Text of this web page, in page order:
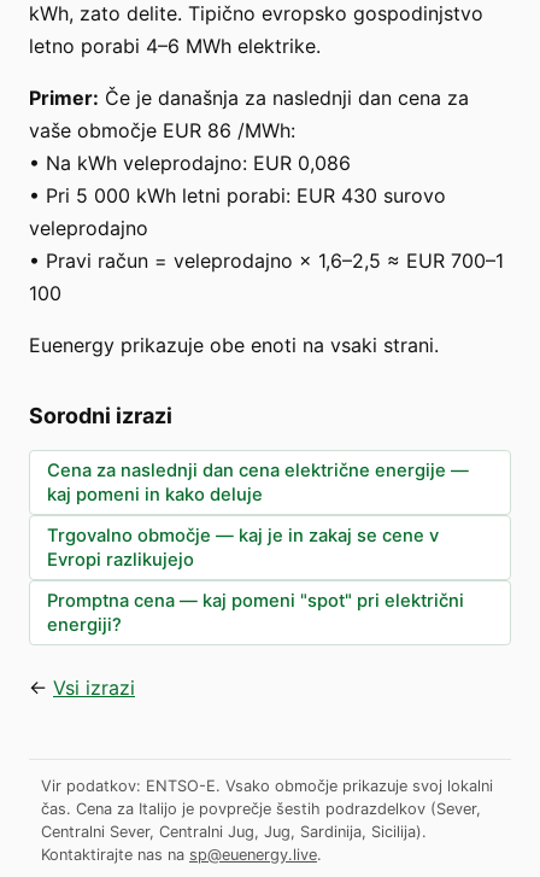
kWh, zato delite. Tipično evropsko gospodinjstvo
letno porabi 4–6 MWh elektrike.
Primer: Če je današnja za naslednji dan cena za
vaše območje EUR 86 /MWh:
• Na kWh veleprodajno: EUR 0,086
• Pri 5 000 kWh letni porabi: EUR 430 surovo
veleprodajno
• Pravi račun = veleprodajno × 1,6–2,5 ≈ EUR 700–1
100
Euenergy prikazuje obe enoti na vsaki strani.
Sorodni izrazi
Cena za naslednji dan cena električne energije —
kaj pomeni in kako deluje
Trgovalno območje — kaj je in zakaj se cene v
Evropi razlikujejo
Promptna cena — kaj pomeni "spot" pri električni
energiji?
← Vsi izrazi
Vir podatkov: ENTSO-E. Vsako območje prikazuje svoj lokalni
čas. Cena za Italijo je povprečje šestih podrazdelkov (Sever,
Centralni Sever, Centralni Jug, Jug, Sardinija, Sicilija).
Kontaktirajte nas na sp@euenergy.live.